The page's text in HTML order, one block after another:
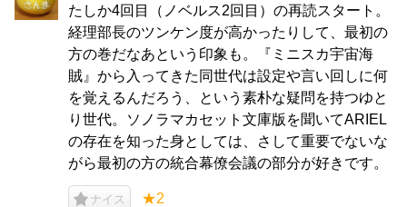
たしか4回目（ノベルス2回目）の再読スタート。
経理部長のツンケン度が高かったりして、最初の
方の巻だなあという印象も。『ミニスカ宇宙海
賊』から入ってきた同世代は設定や言い回しに何
を覚えるんだろう、という素朴な疑問を持つゆと
り世代。ソノラマカセット文庫版を聞いてARIEL
の存在を知った身としては、さして重要でないな
がら最初の方の統合幕僚会議の部分が好きです。
ナイス ★2